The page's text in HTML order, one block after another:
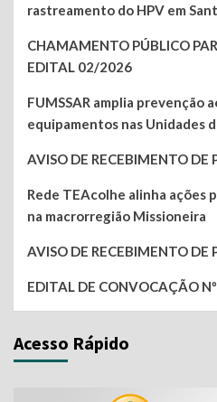
rastreamento do HPV em
CHAMAMENTO PÚBLICO
EDITAL 02/2026
FUMSSAR amplia prevenção
equipamentos nas Unidades
AVISO DE RECEBIMENTO DE
Rede TEAcolhe alinha ações
na macrorregião Missioneira
AVISO DE RECEBIMENTO DE
EDITAL DE CONVOCAÇÃO
Acesso Rápido